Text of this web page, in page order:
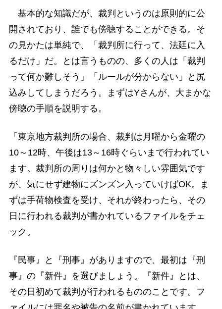
基本的な知識だが、裁判というのは原則的に公
開されており、誰でも傍聴することができる。そ
の見かたは単純で、「裁判所に行って、法廷に入
るだけ」だ。とは言うものの、多くの人は「裁判
って何か難しそう」「ルールが分からない」と尻
込みしてしまうだろう。まずはYさんが、大まかな
傍聴の手順を説明する。
「東京地方裁判所の場合、裁判は月曜から金曜の
10～12時、午後は13～16時ぐらいまで行われてい
ます。裁判所の周りは何かと物々しい雰囲気です
が、気にせず建物にズンズン入っていけばOK。ま
ずは手荷物検査を受け、それが終わったら、その
日に行われる裁判が書かれているファイルをチェ
ック。
『民事』と『刑事』がありますので、最初は『刑
事』の『新件』を選びましょう。『新件』とは、
その日初めて裁判が行われるもののことです。フ